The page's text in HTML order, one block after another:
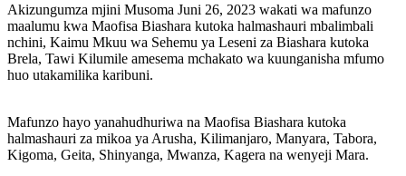
Akizungumza mjini Musoma Juni 26, 2023 wakati wa mafunzo
maalumu kwa Maofisa Biashara kutoka halmashauri mbalimbali
nchini, Kaimu Mkuu wa Sehemu ya Leseni za Biashara kutoka
Brela, Tawi Kilumile amesema mchakato wa kuunganisha mfumo
huo utakamilika karibuni.
Mafunzo hayo yanahudhuriwa na Maofisa Biashara kutoka
halmashauri za mikoa ya Arusha, Kilimanjaro, Manyara, Tabora,
Kigoma, Geita, Shinyanga, Mwanza, Kagera na wenyeji Mara.